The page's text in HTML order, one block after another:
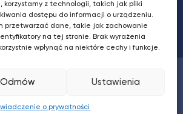
z technologii, takich jak pliki
dostępu do informacji o urządzeniu.
przetwarzać dane, takie jak zachowanie
na tej stronie. Brak wyrażenia
wpłynąć na niektóre cechy i funkcje.
Odmów Ustawienia
o prywatności
UKSWUKSWUKSWUKSW